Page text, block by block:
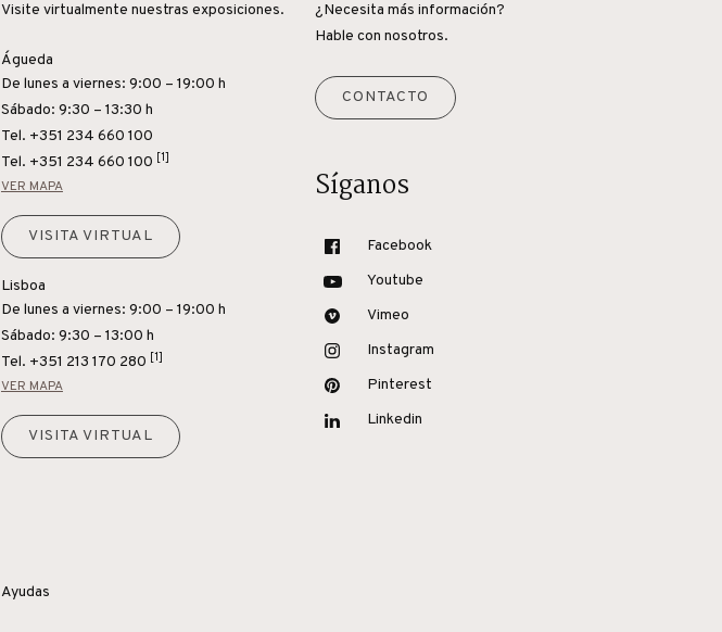
Visite virtualmente nuestras exposiciones.
Águeda
De lunes a viernes: 9:00 – 19:00 h
Sábado: 9:30 – 13:30 h
Tel. +351 234 660 100
Tel. +351 234 660 100 [1]
VER MAPA
VISITA VIRTUAL
Lisboa
De lunes a viernes: 9:00 – 19:00 h
Sábado: 9:30 – 13:00 h
Tel. +351 213 170 280 [1]
VER MAPA
VISITA VIRTUAL
¿Necesita más información?
Hable con nosotros.
CONTACTO
Síganos
Facebook
Youtube
Vimeo
Instagram
Pinterest
Linkedin
Ayudas